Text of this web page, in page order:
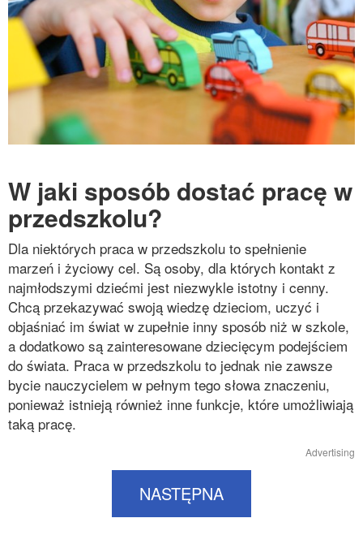
W jaki sposób dostać pracę w
przedszkolu?
Dla niektórych praca w przedszkolu to spełnienie
marzeń i życiowy cel. Są osoby, dla których kontakt z
najmłodszymi dziećmi jest niezwykle istotny i cenny.
Chcą przekazywać swoją wiedzę dzieciom, uczyć i
objaśniać im świat w zupełnie inny sposób niż w szkole,
a dodatkowo są zainteresowane dziecięcym podejściem
do świata. Praca w przedszkolu to jednak nie zawsze
bycie nauczycielem w pełnym tego słowa znaczeniu,
ponieważ istnieją również inne funkcje, które umożliwiają
taką pracę.
Advertising
NASTĘPNA